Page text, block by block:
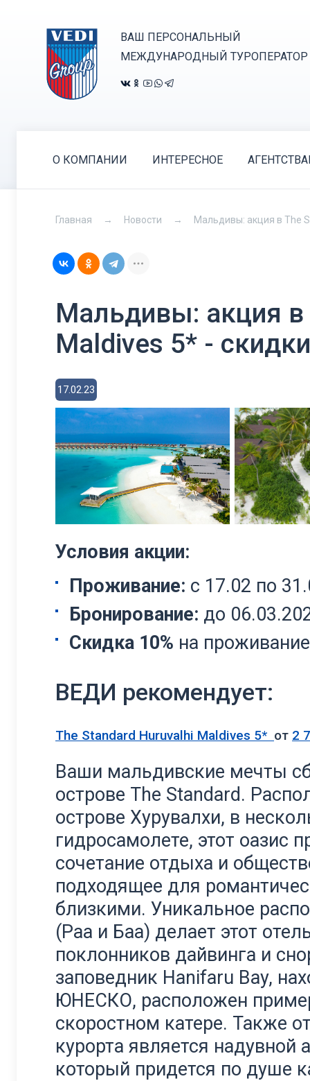
ВАШ ПЕРСОНАЛЬНЫЙ
МЕЖДУНАРОДНЫЙ ТУРОПЕРАТОР
О КОМПАНИИ ИНТЕРЕСНОЕ
Главная Новости Мальдивы: акция в The
Мальдивы: акция в
Maldives 5* -
17.02.23
Условия акции:
Проживание: с 17.02 по
Бронирование: до
Скидка 10% на
ВЕДИ рекомендует:
The Standard Huruvalhi Maldives 5* от 2
Ваши мальдивские мечты
острове The Standard.
острове Хурувалхи, в
гидросамолете, этот оазис
сочетание отдыха и
подходящее для
близкими. Уникальное
(Раа и Баа) делает этот
поклонников дайвинга и
заповедник Hanifaru Bay,
ЮНЕСКО, расположен
скоростном катере. Также
курорта является надувной
который придется по душе